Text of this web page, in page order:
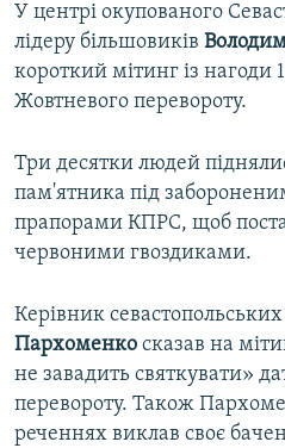
У центрі окупованого
лідеру більшовиків
короткий мітинг із нагоди
Жовтневого перевороту.
Три десятки людей
пам'ятника під
прапорами КПРС, щоб
червоними гвоздиками.
Керівник севастопольських
Пархоменко сказав на
не завадить святкувати»
перевороту. Також
реченнях виклав своє